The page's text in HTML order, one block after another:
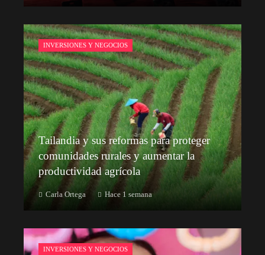
INVERSIONES Y NEGOCIOS
Tailandia y sus reformas para proteger
comunidades rurales y aumentar la
productividad agrícola
Carla Ortega Hace 1 semana
INVERSIONES Y NEGOCIOS